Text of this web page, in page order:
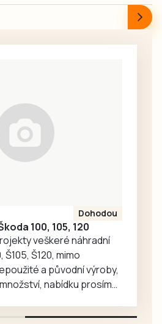
pohotovost v
Lidické ulici je…
Předběžná škoda
byla vyčíslena na
více než 2,5
houskami, skořicí,
sněhem z bílků.
Dohodou
100, 105, 120
veškeré náhradní
Š105, Š120, mimo
a původní výroby,
nabídku prosím